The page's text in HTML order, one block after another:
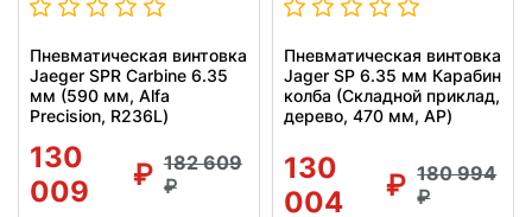
Пневматическая винтовка
Jaeger SPR Carbine 6.35
мм (590 мм, Alfa
Precision, R236L)
130
009
182 609
Пневматическая винтовка
Jager SP 6.35 мм Карабин
колба (Складной приклад,
дерево, 470 мм, AP)
130
004
180 994